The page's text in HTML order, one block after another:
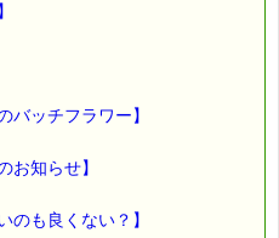
えません）
アに役立ちます
ト
set.asp
バッチフラワー】
お知らせ】
のも良くない？】